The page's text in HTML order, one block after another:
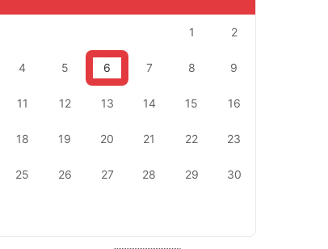
1 2
4 5 6 7 8 9
11 12 13 14 15 16
18 19 20 21 22 23
25 26 27 28 29 30